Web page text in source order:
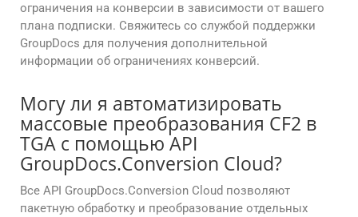
ограничения на конверсии в зависимости от вашего
плана подписки. Свяжитесь со службой поддержки
GroupDocs для получения дополнительной
информации об ограничениях конверсий.
Могу ли я автоматизировать
массовые преобразования CF2 в
TGA с помощью API
GroupDocs.Conversion Cloud?
Все API GroupDocs.Conversion Cloud позволяют
пакетную обработку и преобразование отдельных